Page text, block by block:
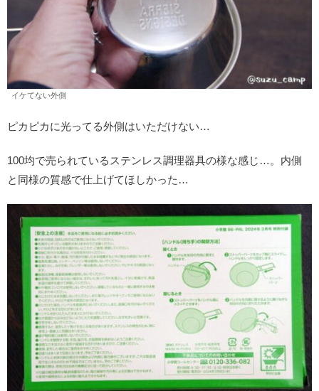
イケてない外側
ピカピカに光ってる外側はいただけない…
100均で売られているステンレス調理器具の様な感じ…。内側
と同様の質感で仕上げてほしかった…